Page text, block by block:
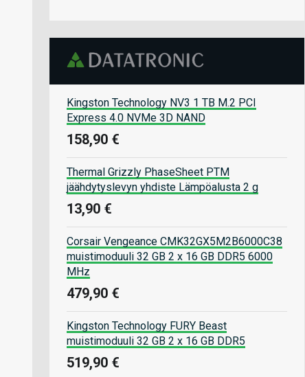
Kingston Technology NV3 1 TB M.2 PCI
Express 4.0 NVMe 3D NAND
158,90 €
Thermal Grizzly PhaseSheet PTM
jäähdytyslevyn yhdiste Lämpöalusta 2 g
13,90 €
Corsair Vengeance CMK32GX5M2B6000C38
muistimoduuli 32 GB 2 x 16 GB DDR5 6000
MHz
479,90 €
Kingston Technology FURY Beast
muistimoduuli 32 GB 2 x 16 GB DDR5
519,90 €